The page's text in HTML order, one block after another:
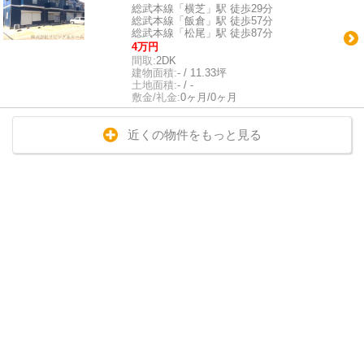
総武本線「横芝」駅 徒歩29分
総武本線「飯倉」駅 徒歩57分
総武本線「松尾」駅 徒歩87分
4万円
間取:2DK
建物面積:- / 11.33坪
土地面積:- / -
敷金/礼金:0ヶ月/0ヶ月
近くの物件をもっと見る